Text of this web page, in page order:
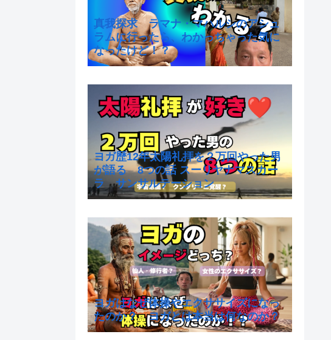
真我探求 ラマナ・マハルシのアシュ
ラムに行ったら、わかっちゃった気に
なったけど！？
ヨガ歴12年太陽礼拝を２万回やった男
が語る 8つの話 スーリヤナマスカー
ラ サンサルテーション
ヨガはなぜ体操やエクササイズになっ
たのか？ ヨガとは本当は何なのか？